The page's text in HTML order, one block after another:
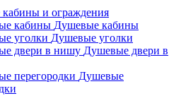
и ограждения
Душевые кабины
Душевые уголки
Душевые двери в
Душевые